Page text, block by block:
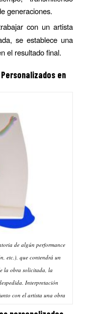
generaciones.
con un artista
se establece una
el resultado final.
en
de algún performance
etc.), que contendrá un
la obra solicitada, la
Interpretación
con el artista una obra